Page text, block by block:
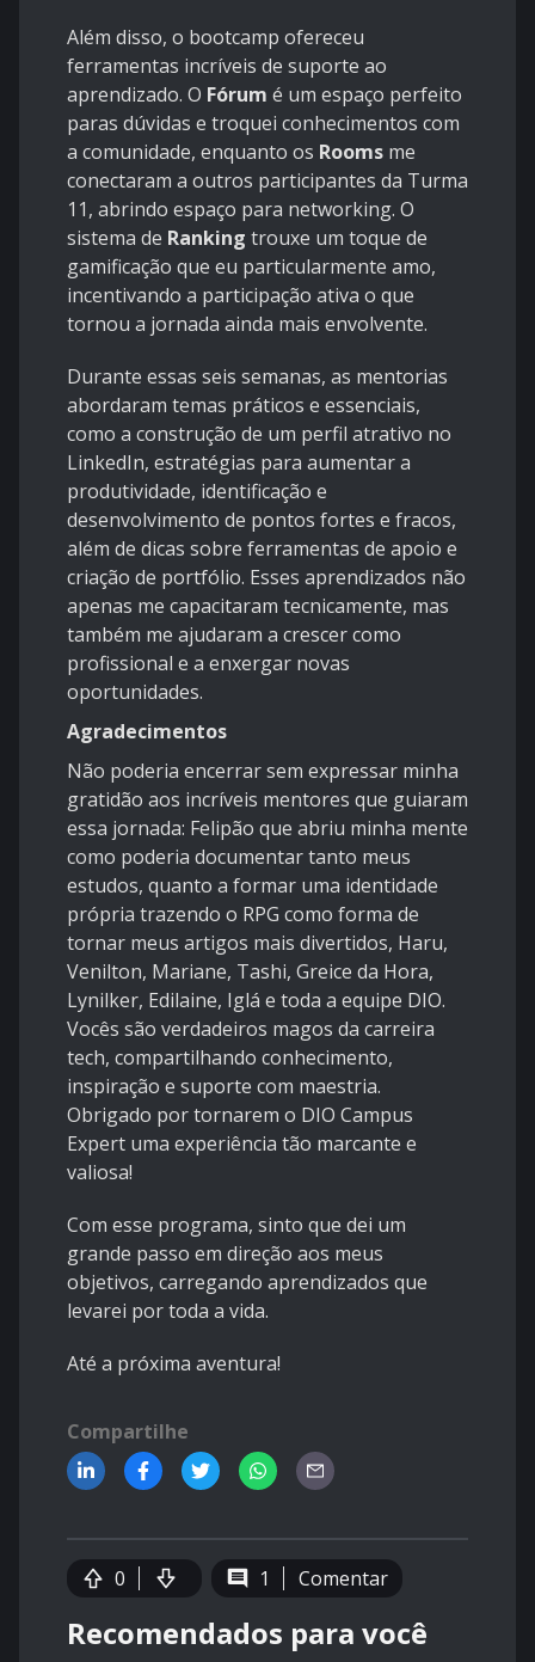
Além disso, o bootcamp ofereceu
ferramentas incríveis de suporte ao
aprendizado. O Fórum é um espaço perfeito
paras dúvidas e troquei conhecimentos com
a comunidade, enquanto os Rooms me
conectaram a outros participantes da Turma
11, abrindo espaço para networking. O
sistema de Ranking trouxe um toque de
gamificação que eu particularmente amo,
incentivando a participação ativa o que
tornou a jornada ainda mais envolvente.
Durante essas seis semanas, as mentorias
abordaram temas práticos e essenciais,
como a construção de um perfil atrativo no
LinkedIn, estratégias para aumentar a
produtividade, identificação e
desenvolvimento de pontos fortes e fracos,
além de dicas sobre ferramentas de apoio e
criação de portfólio. Esses aprendizados não
apenas me capacitaram tecnicamente, mas
também me ajudaram a crescer como
profissional e a enxergar novas
oportunidades.
Agradecimentos
Não poderia encerrar sem expressar minha
gratidão aos incríveis mentores que guiaram
essa jornada: Felipão que abriu minha mente
como poderia documentar tanto meus
estudos, quanto a formar uma identidade
própria trazendo o RPG como forma de
tornar meus artigos mais divertidos, Haru,
Venilton, Mariane, Tashi, Greice da Hora,
Lynilker, Edilaine, Iglá e toda a equipe DIO.
Vocês são verdadeiros magos da carreira
tech, compartilhando conhecimento,
inspiração e suporte com maestria.
Obrigado por tornarem o DIO Campus
Expert uma experiência tão marcante e
valiosa!
Com esse programa, sinto que dei um
grande passo em direção aos meus
objetivos, carregando aprendizados que
levarei por toda a vida.
Até a próxima aventura!
Compartilhe
0 1 Comentar
Recomendados para você